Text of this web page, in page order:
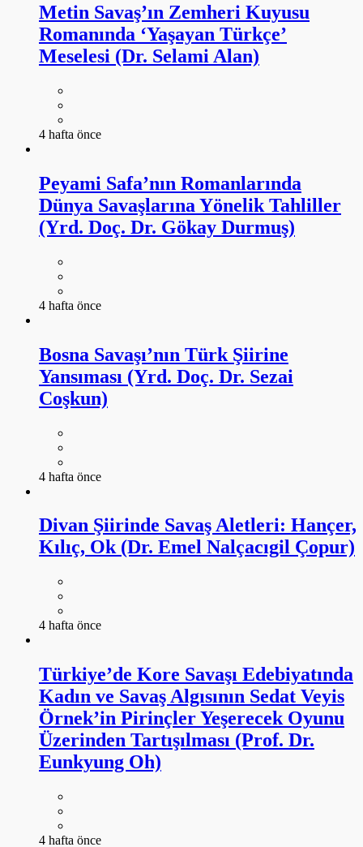
Metin Savaş’ın Zemheri Kuyusu
Romanında ‘Yaşayan Türkçe’
Meselesi (Dr. Selami Alan)
4 hafta önce
Peyami Safa’nın Romanlarında
Dünya Savaşlarına Yönelik Tahliller
(Yrd. Doç. Dr. Gökay Durmuş)
4 hafta önce
Bosna Savaşı’nın Türk Şiirine
Yansıması (Yrd. Doç. Dr. Sezai
Coşkun)
4 hafta önce
Divan Şiirinde Savaş Aletleri: Hançer,
Kılıç, Ok (Dr. Emel Nalçacıgil Çopur)
4 hafta önce
Türkiye’de Kore Savaşı Edebiyatında
Kadın ve Savaş Algısının Sedat Veyis
Örnek’in Pirinçler Yeşerecek Oyunu
Üzerinden Tartışılması (Prof. Dr.
Eunkyung Oh)
4 hafta önce